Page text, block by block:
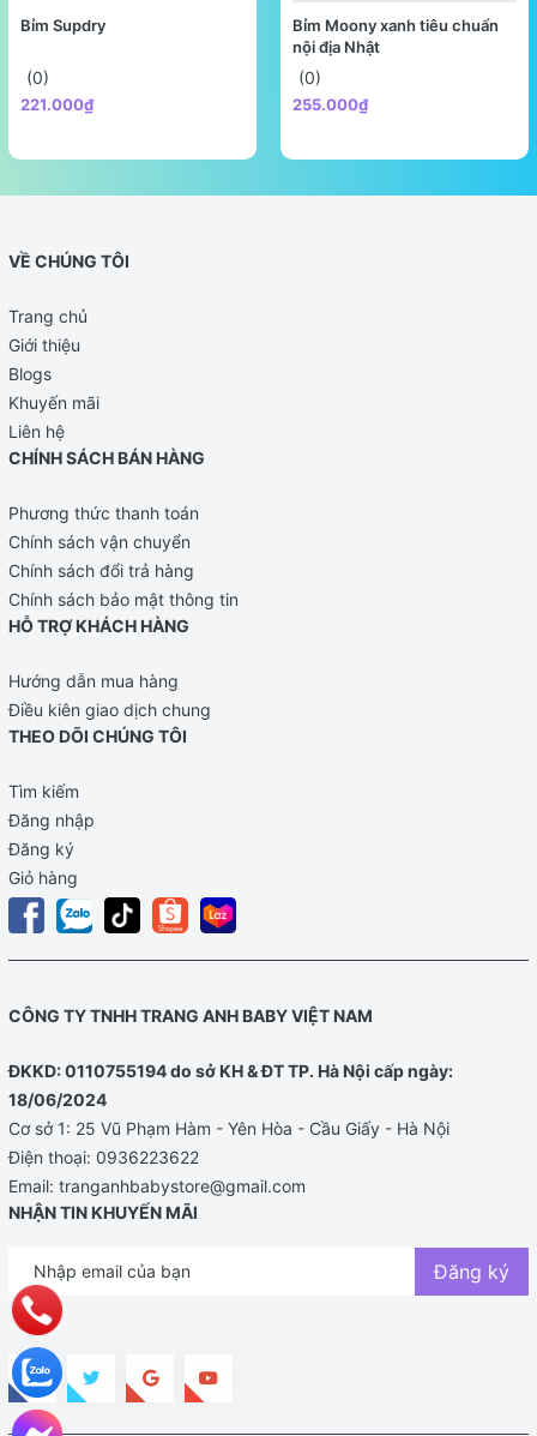
Bỉm Supdry
(0)
221.000₫
Bỉm Moony xanh tiêu chuẩn
nội địa Nhật
(0)
255.000₫
VỀ CHÚNG TÔI
Trang chủ
Giới thiệu
Blogs
Khuyến mãi
Liên hệ
CHÍNH SÁCH BÁN HÀNG
Phương thức thanh toán
Chính sách vận chuyển
Chính sách đổi trả hàng
Chính sách bảo mật thông tin
HỖ TRỢ KHÁCH HÀNG
Hướng dẫn mua hàng
Điều kiên giao dịch chung
THEO DÕI CHÚNG TÔI
Tìm kiếm
Đăng nhập
Đăng ký
Giỏ hàng
CÔNG TY TNHH TRANG ANH BABY VIỆT NAM
ĐKKD: 0110755194 do sở KH & ĐT TP. Hà Nội cấp ngày:
18/06/2024
Cơ sở 1: 25 Vũ Phạm Hàm - Yên Hòa - Cầu Giấy - Hà Nội
Điện thoại: 0936223622
Email: tranganhbabystore@gmail.com
NHẬN TIN KHUYẾN MÃI
Đăng ký